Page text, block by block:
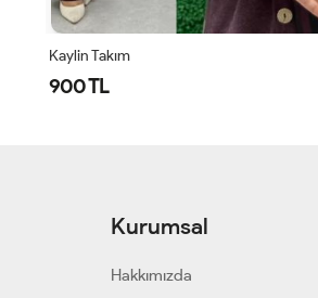
Kaylin Takım
900 TL
Kurumsal
Hakkımızda